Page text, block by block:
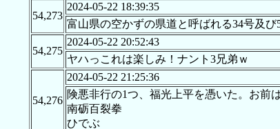
54,273
2024-05-22 18:39:35
富山県の空かずの県道と呼ばれる34号及
54,275
2024-05-22 20:52:43
ヤハっこれは楽しみ！ナント3兄弟ｗ
54,276
2024-05-22 21:25:36
険悪非行の1つ、福光上平を憑いた。お前
南砺百裂拳
ひでぶ